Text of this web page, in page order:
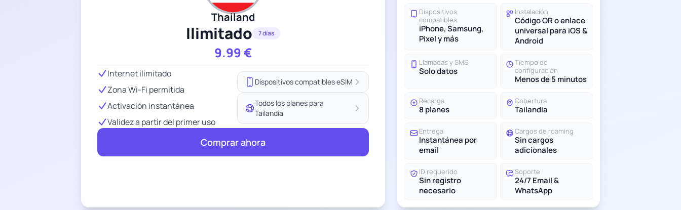
Thailand
Ilimitado 7 días
9.99€
Internet ilimitado
Zona Wi-Fi permitida
Activación instantánea
Validez a partir del primer uso
Dispositivos compatibles eSIM
Todos los planes para
Tailandia
Comprar ahora
Dispositivos
compatibles
iPhone, Samsung,
Pixel y más
Instalación
Código QR o enlace
universal para iOS &
Android
Llamadas y SMS
Solo datos
Tiempo de
configuración
Menos de 5 minutos
Recarga
8 planes
Cobertura
Tailandia
Entrega
Instantánea por
email
Cargos de roaming
Sin cargos
adicionales
ID requerido
Sin registro
necesario
Soporte
24/7 Email &
WhatsApp